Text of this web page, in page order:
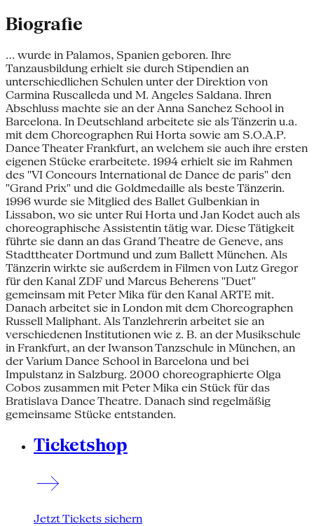
Biografie
... wurde in Palamos, Spanien geboren. Ihre
Tanzausbildung erhielt sie durch Stipendien an
unterschiedlichen Schulen unter der Direktion von
Carmina Ruscalleda und M. Angeles Saldana. Ihren
Abschluss machte sie an der Anna Sanchez School in
Barcelona. In Deutschland arbeitete sie als Tänzerin u.a.
mit dem Choreographen Rui Horta sowie am S.O.A.P.
Dance Theater Frankfurt, an welchem sie auch ihre ersten
eigenen Stücke erarbeitete. 1994 erhielt sie im Rahmen
des "VI Concours International de Dance de paris" den
"Grand Prix" und die Goldmedaille als beste Tänzerin.
1996 wurde sie Mitglied des Ballet Gulbenkian in
Lissabon, wo sie unter Rui Horta und Jan Kodet auch als
choreographische Assistentin tätig war. Diese Tätigkeit
führte sie dann an das Grand Theatre de Geneve, ans
Stadttheater Dortmund und zum Ballett München. Als
Tänzerin wirkte sie außerdem in Filmen von Lutz Gregor
für den Kanal ZDF und Marcus Beherens "Duet"
gemeinsam mit Peter Mika für den Kanal ARTE mit.
Danach arbeitet sie in London mit dem Choreographen
Russell Maliphant. Als Tanzlehrerin arbeitet sie an
verschiedenen Institutionen wie z. B. an der Musikschule
in Frankfurt, an der Iwanson Tanzschule in München, an
der Varium Dance School in Barcelona und bei
Impulstanz in Salzburg. 2000 choreographierte Olga
Cobos zusammen mit Peter Mika ein Stück für das
Bratislava Dance Theatre. Danach sind regelmäßig
gemeinsame Stücke entstanden.
Ticketshop
Jetzt Tickets sichern